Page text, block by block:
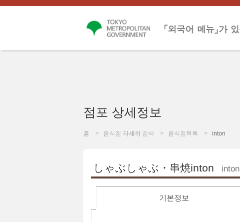
점포 상세정보
홈 음식점 자세히 검색 음식점목록 inton
しゃぶしゃぶ・串焼inton inton
기본정보